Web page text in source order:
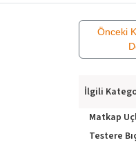
Önceki
İlgili
Matkap
Testere